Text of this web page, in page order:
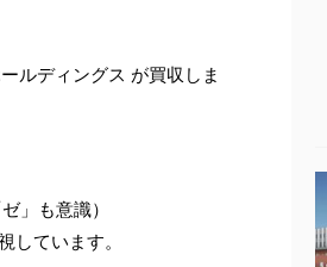
ルディングス が買収しま
」も意識）
しています。